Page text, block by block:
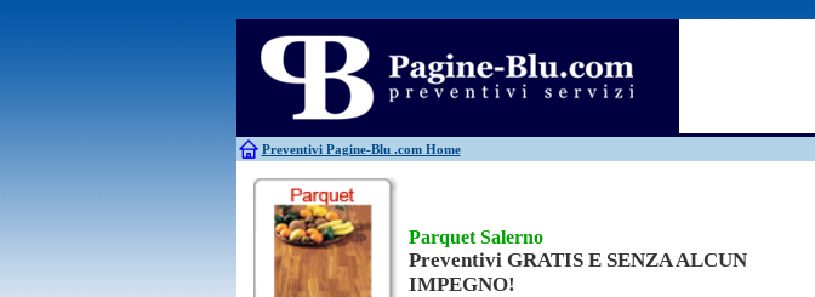
Preventivi Pagine-Blu .com Home
Antifurti
Allarme
Bagni chimici
Edilizia Giardinieri
Caldaie
Falegnami Idraulici
Canne fumarie
Parquet Salerno
Preventivi GRATIS E SENZA ALCUN
IMPEGNO!